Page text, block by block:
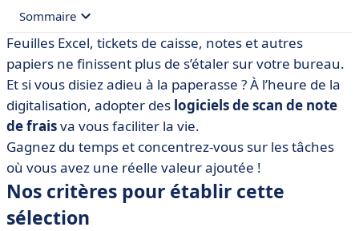
Sommaire
• Nos critères pour établir cette sélection
• Tableau comparatif des logiciels scan notes de frais
• Cleemy
• Evoliz
• Expensya
• Silae Expense
• Navan
Feuilles Excel, tickets de caisse, notes et autres
papiers ne finissent plus de s’étaler sur votre bureau.
Et si vous disiez adieu à la paperasse ? À l’heure de la
digitalisation, adopter des logiciels de scan de note
de fraisva vous faciliter la vie.
Gagnez du temps et concentrez-vous sur les tâches
où vous avez une réelle valeur ajoutée !
Nos critères pour établir cette
sélection